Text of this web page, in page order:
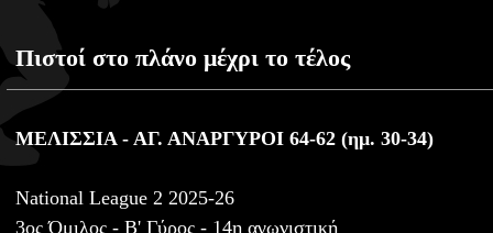
Πιστοί στο πλάνο μέχρι το τέλος
ΜΕΛΙΣΣΙΑ - ΑΓ. ΑΝΑΡΓΥΡΟΙ 64-62 (ημ. 30-34)
National League 2 2025-26
3ος Όμιλος - B' Γύρος - 14η αγωνιστική